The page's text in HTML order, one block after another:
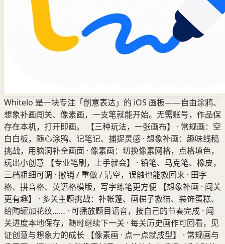
Whitelo 是一块专注「创意表达」的 iOS 画板——自由涂鸦、
想象补画闯关、像素画，一支笔就能开始。无需账号，作品保
存在本机，打开即画。 【三种玩法，一张画布】 · 常规画：空
白白板，随心涂鸦、记笔记、捕捉灵感 · 想象补画：趣味线稿
挑战，用脑洞补全画面 · 像素画：切换像素网格，点格填色，
玩出小创意 【专业笔刷，上手就会】 · 铅笔、马克笔、橡皮，
三档粗细可调 · 撤销 / 重做 / 清空，误触也能救回来 · 田字
格、拼音格、英语格模版，写字练笔更方便 【想象补画 · 闯关
更有趣】 · 多关主题挑战：补帐篷、画梯子救猫、装饰蛋糕、
给陶罐加花纹…… · 可播放题目语音，按自己的节奏完成 · 闯
关进度本地保存，随时继续下一关 · 每关历史画作可回看，见
证创意与想象力的成长 【像素画 · 点一点就成型】 · 常规画与